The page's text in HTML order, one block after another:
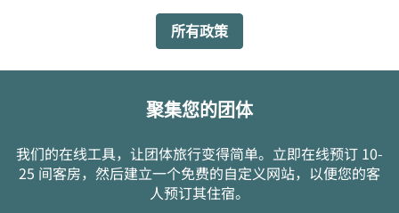
所有政策
聚集您的团体
我们的在线工具，让团体旅行变得简单。立即在线预订 10-
25 间客房，然后建立一个免费的自定义网站，以便您的客
人预订其住宿。